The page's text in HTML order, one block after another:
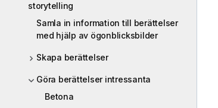
storytelling
Samla in information till berättelser
med hjälp av ögonblicksbilder
Skapa berättelser
Göra berättelser intressanta
Betona